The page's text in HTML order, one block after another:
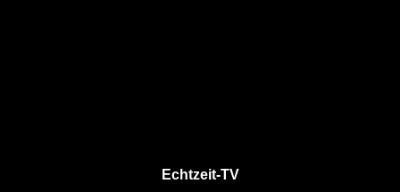
Echtzeit-TV